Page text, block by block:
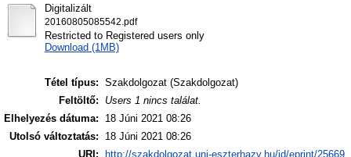
Digitalizált
20160805085542.pdf
Restricted to Registered users only
Download (1MB)
Tétel típus: Szakdolgozat (Szakdolgozat)
Feltöltő:
Users 1 nincs találat.
Elhelyezés dátuma:
18 Júni 2021 08:26
Utolsó változtatás:
18 Júni 2021 08:26
URI:
http://szakdolgozat.uni-eszterhazy.hu/id/eprint/25669